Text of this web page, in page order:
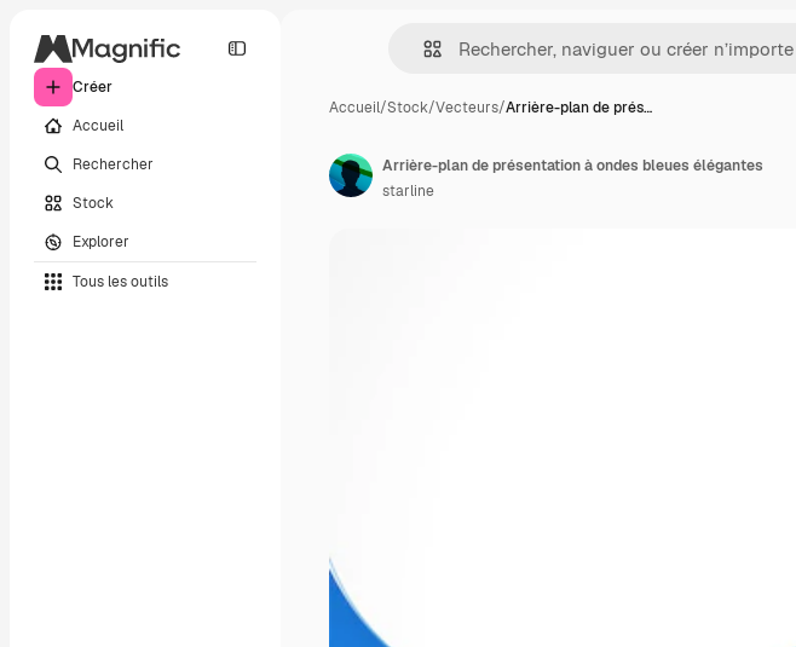
Créer
Accueil
Rechercher
Stock
Explorer
Tous les outils
Accueil/Stock/Vecteurs/Arrière-plan de prés…
Arrière-plan de présentation à ondes bleues élégantes
starline